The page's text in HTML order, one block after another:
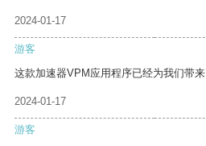
2024-01-17
游客
这款加速器VPM应用程序已经为我们带来
2024-01-17
游客